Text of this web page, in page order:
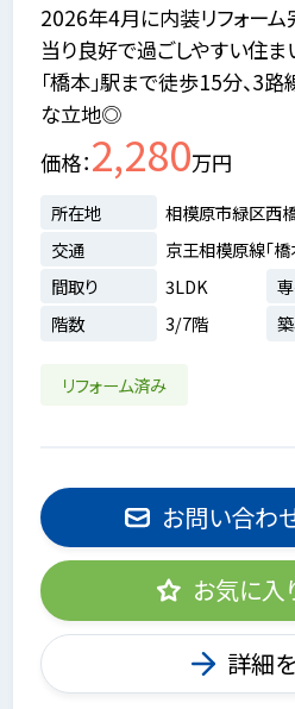
2026年4月に内装リフォーム
当り良好で過ごしやすい住ま
「橋本」駅まで徒歩15分、3
な立地◎
価格 2,280万円
所在地
相模原市緑区西
交通
京王相模原線「
間取り
3LDK
階数
3/7階
リフォーム済み
お問い合わ
お気に入
詳細